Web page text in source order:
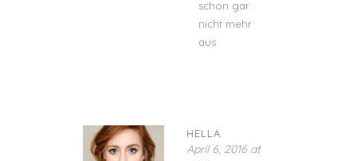
schon gar
nicht mehr
aus.
HELLA
April 6, 2016 at